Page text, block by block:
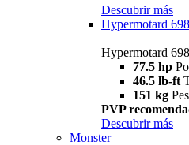
Descubrir más
Hypermotard
Hypermotard
77.5 hp
46.5 lb-ft
151 kg
PVP
Descubrir más
Monster